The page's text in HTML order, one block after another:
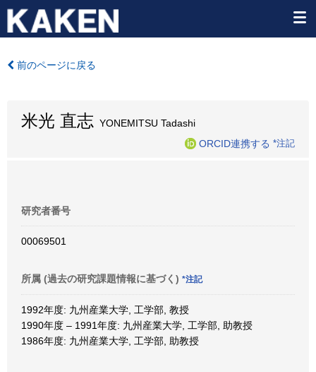
前のページに戻る
米光 直志 YONEMITSU Tadashi
ORCID連携する *注記
研究者番号
00069501
所属 (過去の研究課題情報に基づく) *注記
1992年度: 九州産業大学, 工学部, 教授
1990年度 – 1991年度: 九州産業大学, 工学部, 助教授
1986年度: 九州産業大学, 工学部, 助教授